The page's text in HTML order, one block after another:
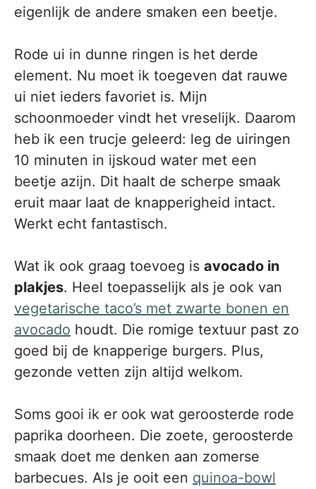
eigenlijk de andere smaken een beetje.
Rode ui in dunne ringen is het derde
element. Nu moet ik toegeven dat rauwe
ui niet ieders favoriet is. Mijn
schoonmoeder vindt het vreselijk. Daarom
heb ik een trucje geleerd: leg de uiringen
10 minuten in ijskoud water met een
beetje azijn. Dit haalt de scherpe smaak
eruit maar laat de knapperigheid intact.
Werkt echt fantastisch.
Wat ik ook graag toevoeg is avocado in
plakjes. Heel toepasselijk als je ook van
vegetarische taco’s met zwarte bonen en
avocado houdt. Die romige textuur past zo
goed bij de knapperige burgers. Plus,
gezonde vetten zijn altijd welkom.
Soms gooi ik er ook wat geroosterde rode
paprika doorheen. Die zoete, geroosterde
smaak doet me denken aan zomerse
barbecues. Als je ooit een quinoa-bowl